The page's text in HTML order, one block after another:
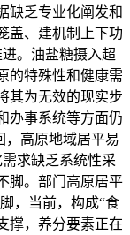
乏专业化阐发和
盖、建机制上下功
。油盐糖摄入超
的特殊性和健康需
其为无效的现实步
办事系统等方面仍
，高原地域居平易
求缺乏系统性采
脚。部门高原居平
，当前，构成“食
撑，养分要素正在